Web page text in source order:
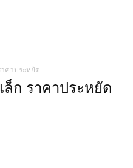
คาประหยัด
ก ราคาประหยัด